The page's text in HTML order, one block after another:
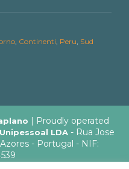
Continenti Peru Sud
| Proudly operated
LDA - Rua Jose
- Portugal - NIF: